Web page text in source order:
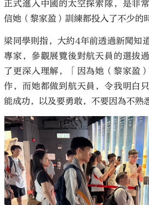
正式進入中國的太空探索隊，是非
信她（黎家盈）訓練都投入了不少的
梁同學則指，大約4年前透過新聞知
專家，參觀展覽後對航天員的選拔
了更深入理解，「因為她（黎家盈
作，而她都做到航天員，令我明白
能成功，以及要勇敢，不要因為不熟